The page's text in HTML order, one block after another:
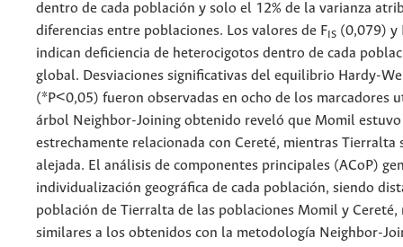
dentro de cada población y solo el 12% de la varianza
diferencias entre poblaciones. Los valores de F IS (0,079) y
indican deficiencia de heterocigotos dentro de cada
global. Desviaciones significativas del equilibrio Hardy-
(*P<0,05) fueron observadas en ocho de los marcadores
árbol Neighbor-Joining obtenido reveló que Momil estuvo
estrechamente relacionada con Cereté, mientras Tierralta
alejada. El análisis de componentes principales (ACoP)
individualización geográfica de cada población, siendo
población de Tierralta de las poblaciones Momil y Cereté,
similares a los obtenidos con la metodología Neighbor-